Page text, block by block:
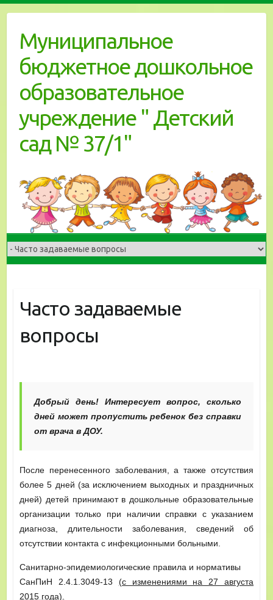
contentМуниципальное
бюджетное дошкольное
образовательное
учреждение " Детский
сад № 37/1"
Часто задаваемые
вопросы
Добрый день! Интересует вопрос, сколько
дней может пропустить ребенок без справки
от врача в ДОУ.
После перенесенного заболевания, а также отсутствия
более 5 дней (за исключением выходных и праздничных
дней) детей принимают в дошкольные образовательные
организации только при наличии справки с указанием
диагноза, длительности заболевания, сведений об
отсутствии контакта с инфекционными больными.
Санитарно-эпидемиологические правила и нормативы
СанПиН 2.4.1.3049-13 (с изменениями на 27 августа
2015 года).